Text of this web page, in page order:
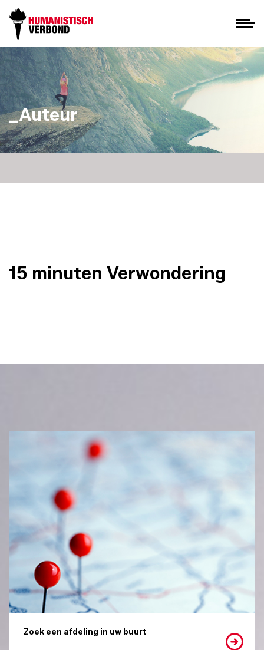
_Auteur
15 minuten Verwondering
Zoek een afdeling in uw buurt